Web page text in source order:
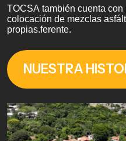
TOCSA también cuenta
colocación de mezclas
propias.ferente.
NUESTRA